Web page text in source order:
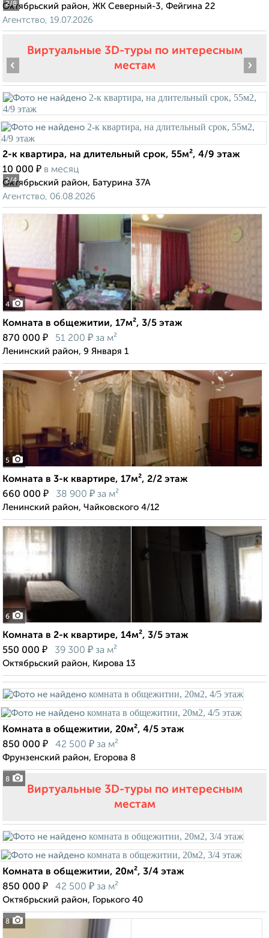
2/8
Октябрьский район, ЖК Северный-3, Фейгина 22
Агентство, 19.07.2026
Виртуальные 3D-туры по интересным
местам
2/4
‹ ›
2-к квартира, на длительный срок, 55м², 4/9 этаж
10 000 ₽ в месяц
Октябрьский район, Батурина 37А
Агентство, 06.08.2026
4
Комната в общежитии, 17м², 3/5 этаж
870 000 ₽ 51 200 ₽ за м²
Ленинский район, 9 Января 1
5
Комната в 3-к квартире, 17м², 2/2 этаж
660 000 ₽ 38 900 ₽ за м²
Ленинский район, Чайковского 4/12
6
Комната в 2-к квартире, 14м², 3/5 этаж
550 000 ₽ 39 300 ₽ за м²
Октябрьский район, Кирова 13
8
Комната в общежитии, 20м², 4/5 этаж
850 000 ₽ 42 500 ₽ за м²
Фрунзенский район, Егорова 8
Виртуальные 3D-туры по интересным
местам
8
Комната в общежитии, 20м², 3/4 этаж
850 000 ₽ 42 500 ₽ за м²
Октябрьский район, Горького 40